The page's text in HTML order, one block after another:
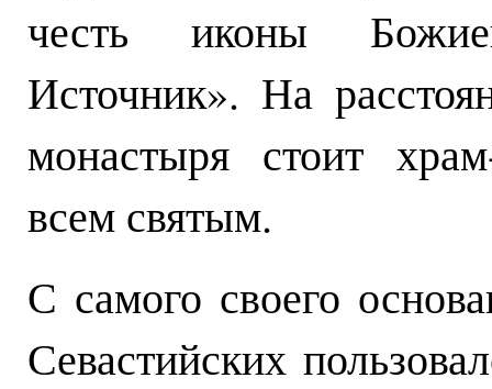
честь иконы
Источник». На
монастыря стоит
всем святым.
С самого своего
Севастийских